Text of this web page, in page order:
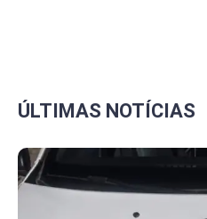
ÚLTIMAS NOTÍCIAS